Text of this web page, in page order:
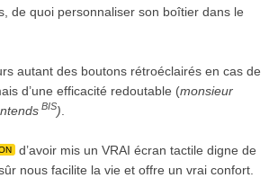
de quoi personnaliser son boîtier dans le
autant des boutons rétroéclairés en cas de
d’une efficacité redoutable (monsieur
BIS)
d’avoir mis un VRAI écran tactile digne de
nous facilite la vie et offre un vrai confort.